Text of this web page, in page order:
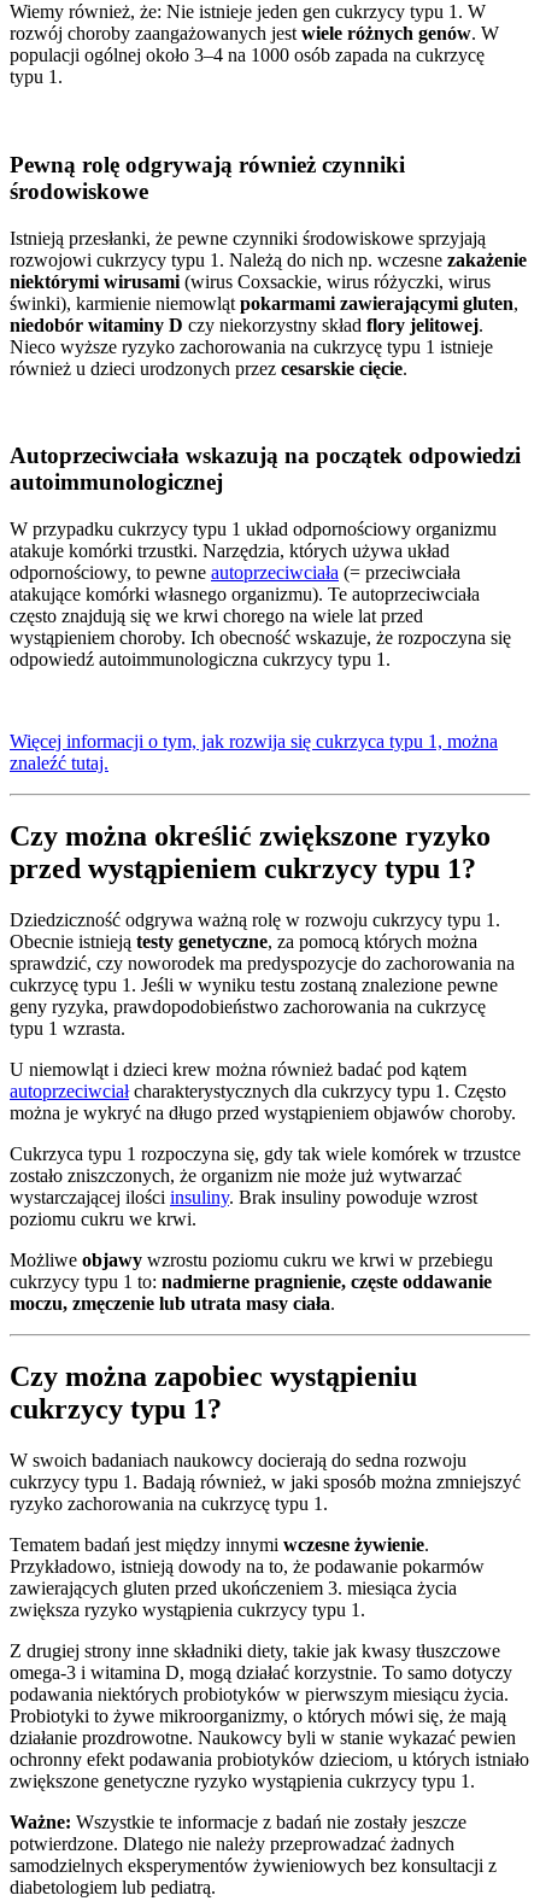
Wiemy również, że: Nie istnieje jeden gen cukrzycy typu 1. W
rozwój choroby zaangażowanych jest wiele różnych genów. W
populacji ogólnej około 3–4 na 1000 osób zapada na cukrzycę
typu 1.
Pewną rolę odgrywają również czynniki
środowiskowe
Istnieją przesłanki, że pewne czynniki środowiskowe sprzyjają
rozwojowi cukrzycy typu 1. Należą do nich np. wczesne zakażenie
niektórymi wirusami (wirus Coxsackie, wirus różyczki, wirus
świnki), karmienie niemowląt pokarmami zawierającymi gluten,
niedobór witaminy D czy niekorzystny skład flory jelitowej.
Nieco wyższe ryzyko zachorowania na cukrzycę typu 1 istnieje
również u dzieci urodzonych przez cesarskie cięcie.
Autoprzeciwciała wskazują na początek odpowiedzi
autoimmunologicznej
W przypadku cukrzycy typu 1 układ odpornościowy organizmu
atakuje komórki trzustki. Narzędzia, których używa układ
odpornościowy, to pewne autoprzeciwciała (= przeciwciała
atakujące komórki własnego organizmu). Te autoprzeciwciała
często znajdują się we krwi chorego na wiele lat przed
wystąpieniem choroby. Ich obecność wskazuje, że rozpoczyna się
odpowiedź autoimmunologiczna cukrzycy typu 1.
Więcej informacji o tym, jak rozwija się cukrzyca typu 1, można
znaleźć tutaj.
Czy można określić zwiększone ryzyko
przed wystąpieniem cukrzycy typu 1?
Dziedziczność odgrywa ważną rolę w rozwoju cukrzycy typu 1.
Obecnie istnieją testy genetyczne, za pomocą których można
sprawdzić, czy noworodek ma predyspozycje do zachorowania na
cukrzycę typu 1. Jeśli w wyniku testu zostaną znalezione pewne
geny ryzyka, prawdopodobieństwo zachorowania na cukrzycę
typu 1 wzrasta.
U niemowląt i dzieci krew można również badać pod kątem
autoprzeciwciałcharakterystycznych dla cukrzycy typu 1. Często
można je wykryć na długo przed wystąpieniem objawów choroby.
Cukrzyca typu 1 rozpoczyna się, gdy tak wiele komórek w trzustce
zostało zniszczonych, że organizm nie może już wytwarzać
wystarczającej ilości insuliny. Brak insuliny powoduje wzrost
poziomu cukru we krwi.
Możliwe objawy wzrostu poziomu cukru we krwi w przebiegu
cukrzycy typu 1 to: nadmierne pragnienie, częste oddawanie
moczu, zmęczenie lub utrata masy ciała.
Czy można zapobiec wystąpieniu
cukrzycy typu 1?
W swoich badaniach naukowcy docierają do sedna rozwoju
cukrzycy typu 1. Badają również, w jaki sposób można zmniejszyć
ryzyko zachorowania na cukrzycę typu 1.
Tematem badań jest między innymi wczesne żywienie.
Przykładowo, istnieją dowody na to, że podawanie pokarmów
zawierających gluten przed ukończeniem 3. miesiąca życia
zwiększa ryzyko wystąpienia cukrzycy typu 1.
Z drugiej strony inne składniki diety, takie jak kwasy tłuszczowe
omega-3 i witamina D, mogą działać korzystnie. To samo dotyczy
podawania niektórych probiotyków w pierwszym miesiącu życia.
Probiotyki to żywe mikroorganizmy, o których mówi się, że mają
działanie prozdrowotne. Naukowcy byli w stanie wykazać pewien
ochronny efekt podawania probiotyków dzieciom, u których istniało
zwiększone genetyczne ryzyko wystąpienia cukrzycy typu 1.
Ważne: Wszystkie te informacje z badań nie zostały jeszcze
potwierdzone. Dlatego nie należy przeprowadzać żadnych
samodzielnych eksperymentów żywieniowych bez konsultacji z
diabetologiem lub pediatrą.